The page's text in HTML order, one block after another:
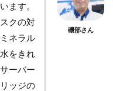
ます。
クの対
ネラル
をきれ
ーバー
ッジの
磯部さん